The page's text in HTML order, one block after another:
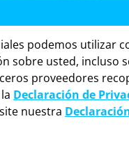
podemos utilizar
sobre usted, incluso
proveedores
Declaración de
nuestra